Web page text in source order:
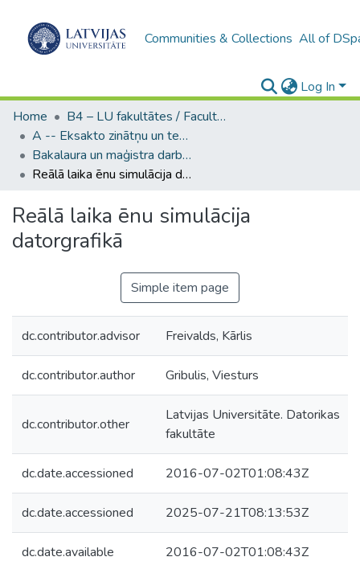
Communities & Collections All of
Log In
Home
B4 – LU fakultātes / Faculties of the UL
A -- Eksakto zinātņu un tehnoloģiju fakultāte / Faculty of Science and Technology
Bakalaura un maģistra darbi (EZTF) / Bachelor's and Master's theses
Reālā laika ēnu simulācija datorgrafikā
Reālā laika ēnu simulācija
datorgrafikā
Simple item page
dc.contributor.advisor Freivalds, Kārlis
dc.contributor.author Gribulis, Viesturs
dc.contributor.other
Latvijas Universitāte. Datorikas
fakultāte
dc.date.accessioned 2016-07-02T01:08:43Z
dc.date.accessioned 2025-07-21T08:13:53Z
dc.date.available 2016-07-02T01:08:43Z